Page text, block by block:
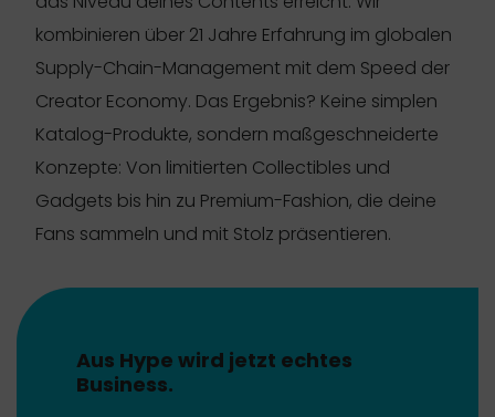
kombinieren über 21 Jahre Erfahrung im globalen
Supply-Chain-Management mit dem Speed der
Creator Economy. Das Ergebnis? Keine simplen
Katalog-Produkte, sondern maßgeschneiderte
Konzepte: Von limitierten Collectibles und
Gadgets bis hin zu Premium-Fashion, die deine
Fans sammeln und mit Stolz präsentieren.
Aus Hype wird jetzt echtes
Business.